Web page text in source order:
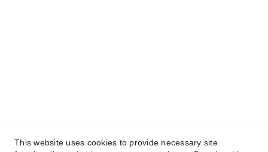
This website uses cookies to provide necessary site